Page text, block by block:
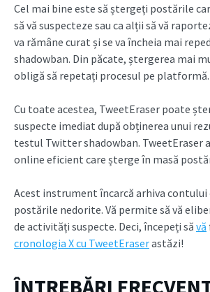
Cel mai bine este să ștergeți postările
să vă suspecteze sau ca alții să vă
va rămâne curat și se va încheia mai
shadowban. Din păcate, ștergerea mai
obligă să repetați procesul pe platformă.
Cu toate acestea, TweetEraser poate
suspecte imediat după obținerea unui
testul Twitter shadowban. TweetEraser
online eficient care șterge în masă
Acest instrument încarcă arhiva contului
postările nedorite. Vă permite să vă
de activități suspecte. Deci, începeți să vă
cronologia X cu TweetEraserastăzi!
ÎNTREBĂRI